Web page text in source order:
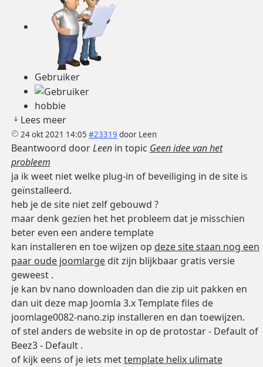
Gebruiker
hobbie
Lees meer
24 okt 2021 14:05 #23319 door Leen
Beantwoord doorLeenin topic Geen idee van het
probleem
ja ik weet niet welke plug-in of beveiliging in de site is
geïnstalleerd.
heb je de site niet zelf gebouwd ?
maar denk gezien het het probleem dat je misschien
beter even een andere template
kan installeren en toe wijzen op deze site staan nog een
paar oude joomlargedit zijn blijkbaar gratis versie
geweest .
je kan bv nano downloaden dan die zip uit pakken en
dan uit deze map Joomla 3.x Template files de
joomlage0082-nano.zip installeren en dan toewijzen.
of stel anders de website in op de protostar - Default of
Beez3 - Default .
of kijk eens of je iets mettemplate helix ulimate